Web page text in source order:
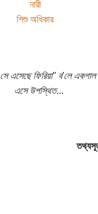
নারী
শিশু অধিকার
এসেছে ফিরিয়া" ব'লে একগাল
এসে উপস্থিত...